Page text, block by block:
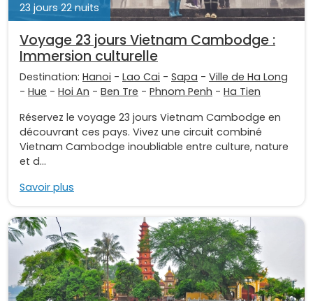
23 jours 22 nuits
Voyage 23 jours Vietnam Cambodge :
Immersion culturelle
Destination: Hanoi - Lao Cai - Sapa - Ville de Ha Long
- Hue - Hoi An - Ben Tre - Phnom Penh - Ha Tien
Réservez le voyage 23 jours Vietnam Cambodge en
découvrant ces pays. Vivez une circuit combiné
Vietnam Cambodge inoubliable entre culture, nature
et d...
Savoir plus